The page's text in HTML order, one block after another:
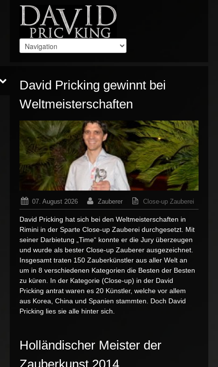
David Pricking gewinnt bei
Weltmeisterschaften
07. August 2026 Zauberer Close-up Zauberei
Kommentare deaktiviert
Pricking
David Pricking hat sich bei den Weltmeisterschaften in
Rimini in der Sparte Close-up Zauberei durchgesetzt. Mit
seiner Darbietung „Time“ konnte er die Jury überzeugen
und wurde als bester Close-up Zauberer ausgezeichnet.
Insgesamt traten 150 Zauberkünstler aus aller Welt an
um in 8 verschiedenen Kategorien die Besten der Besten
zu küren. In der Kategorie (Close-up) in der David
Pricking antrat waren es 20 Künstler, welche vor allem
aus Korea, China und Spanien stammten. Doch David
Pricking lies sie alle hinter sich.
Holländischer Meister der
Zauberkunst 2014